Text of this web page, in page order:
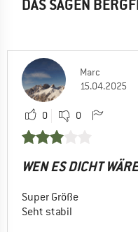
DAS SAGEN
Marc
15.04.2025
0 0
WEN ES DICHT
Super Größe
Seht stabil